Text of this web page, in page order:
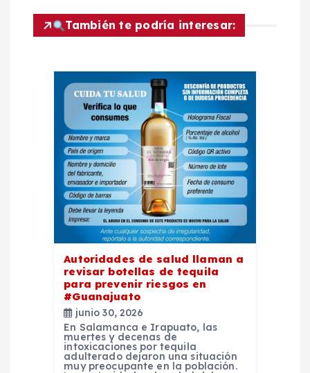
ó
También te podría interesar:
Autoridades de salud llaman a
revisar botellas de tequila
para prevenir riesgos en
#Guanajuato
junio 30, 2026
En Salamanca e Irapuato, las
muertes y decenas de
intoxicaciones por tequila
adulterado dejaron una situación
muy preocupante en la población.